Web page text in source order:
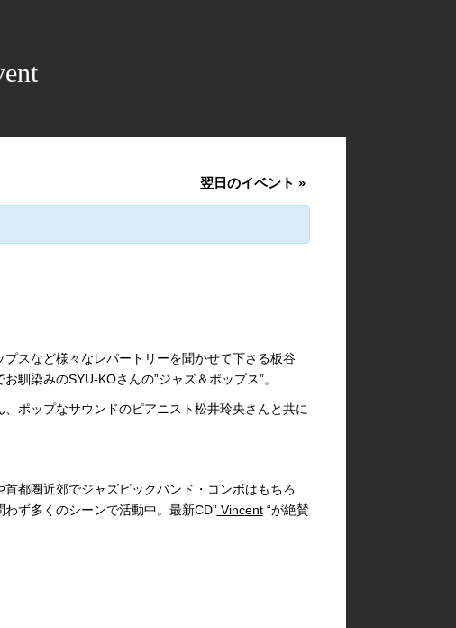
翌日のイベント »
スなど様々なレパートリーを聞かせて下さる板谷
馴染みのSYU-KOさんの”ジャズ＆ポップス”。
ポップなサウンドのピアニスト松井玲央さんと共に
都圏近郊でジャズビックバンド・コンボはもちろ
ず多くのシーンで活動中。最新CD”Vincent“が絶賛